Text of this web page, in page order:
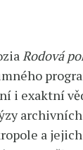
Rodová
i exaktní
a